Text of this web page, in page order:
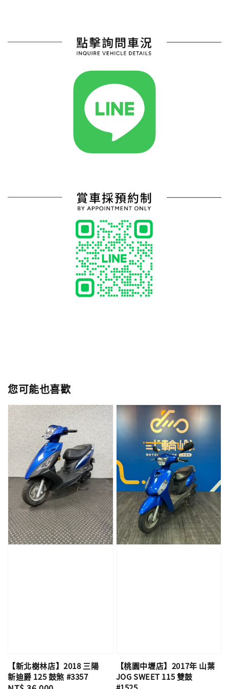
您可能也喜歡
【新北樹林店】2018 三陽
新迪爵 125 鼓煞 #3357
【桃園中壢店】2017年 山葉
JOG SWEET 115 雙鼓